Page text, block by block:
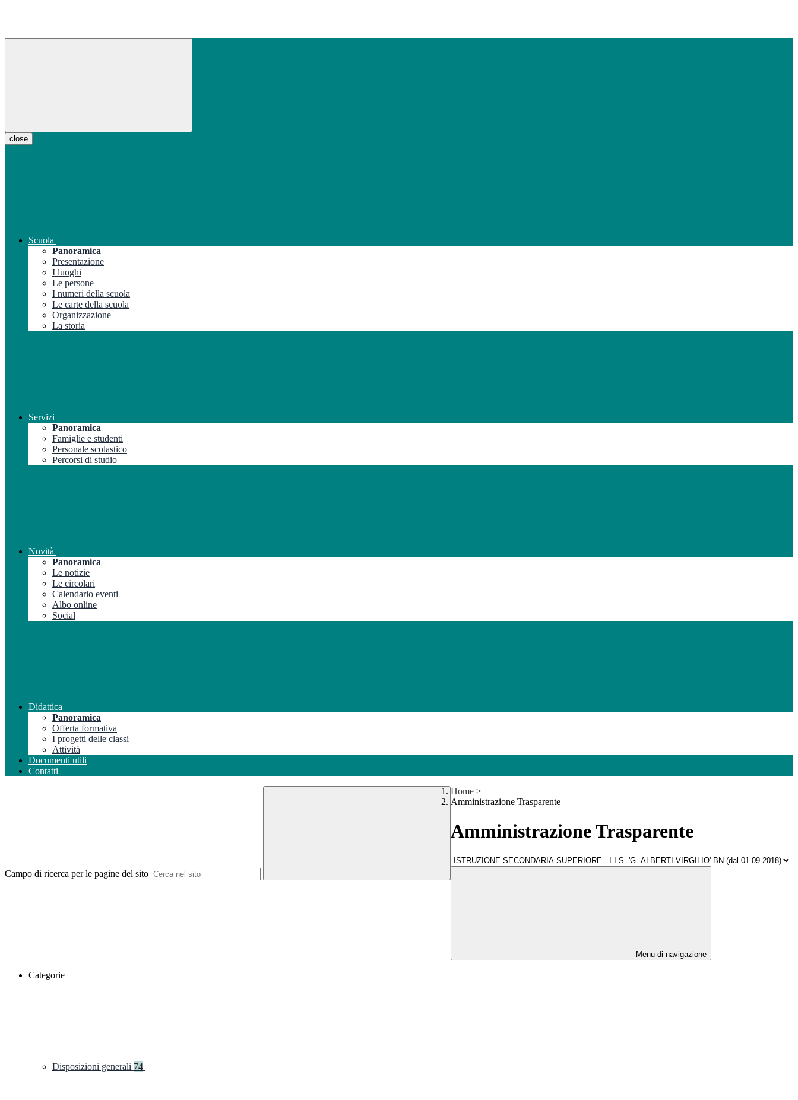
close
Scuola
Panoramica
Presentazione
I luoghi
Le persone
I numeri della scuola
Le carte della scuola
Organizzazione
La storia
Servizi
Panoramica
Famiglie e studenti
Personale scolastico
Percorsi di studio
Novità
Panoramica
Le notizie
Le circolari
Calendario eventi
Albo online
Social
Didattica
Panoramica
Offerta formativa
I progetti delle classi
Attività
Documenti utili
Contatti
Campo di ricerca per le pagine del sito
Home >
Amministrazione Trasparente
Amministrazione Trasparente
Menu di navigazione
Categorie
Disposizioni generali 74